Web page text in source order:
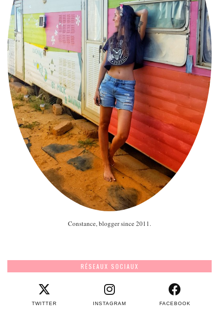
Constance, blogger since 2011.
RÉSEAUX SOCIAUX
TWITTER INSTAGRAM FACEBOOK